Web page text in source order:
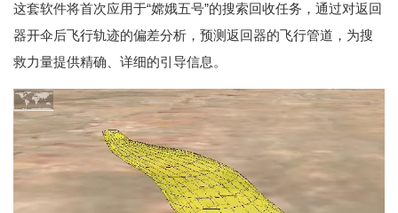
这套软件将首次应用于“嫦娥五号”的搜索回收任务，通过对返回
器开伞后飞行轨迹的偏差分析，预测返回器的飞行管道，为搜
救力量提供精确、详细的引导信息。